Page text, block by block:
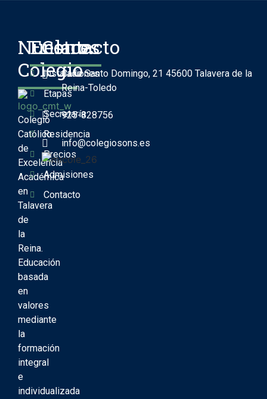
Nuestro
Colegio
Colegio
Católico
de
Excelencia
Académica
en
Talavera
de
la
Reina.
Educación
basada
en
valores
mediante
la
formación
integral
e
individualizada
Enlaces
Instalaciones
Etapas
Secretaría
Residencia
Precios
Admisiones
Contacto
Contacto
Calle Santo Domingo, 21 45600 Talavera de la
Reina-Toledo
925-828756
info@colegiosons.es